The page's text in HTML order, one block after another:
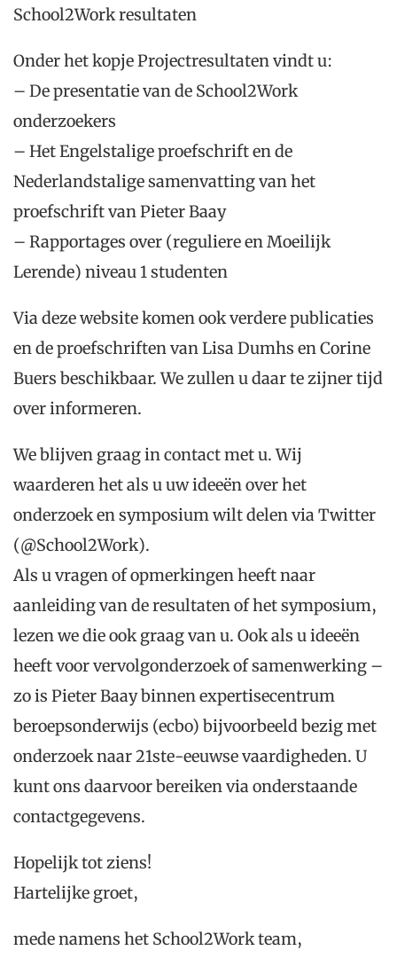
School2Work resultaten
Onder het kopje Projectresultaten vindt u:
– De presentatie van de School2Work
onderzoekers
– Het Engelstalige proefschrift en de
Nederlandstalige samenvatting van het
proefschrift van Pieter Baay
– Rapportages over (reguliere en Moeilijk
Lerende) niveau 1 studenten
Via deze website komen ook verdere publicaties
en de proefschriften van Lisa Dumhs en Corine
Buers beschikbaar. We zullen u daar te zijner tijd
over informeren.
We blijven graag in contact met u. Wij
waarderen het als u uw ideeën over het
onderzoek en symposium wilt delen via Twitter
(@School2Work).
Als u vragen of opmerkingen heeft naar
aanleiding van de resultaten of het symposium,
lezen we die ook graag van u. Ook als u ideeën
heeft voor vervolgonderzoek of samenwerking –
zo is Pieter Baay binnen expertisecentrum
beroepsonderwijs (ecbo) bijvoorbeeld bezig met
onderzoek naar 21ste-eeuwse vaardigheden. U
kunt ons daarvoor bereiken via onderstaande
contactgegevens.
Hopelijk tot ziens!
Hartelijke groet,
mede namens het School2Work team,